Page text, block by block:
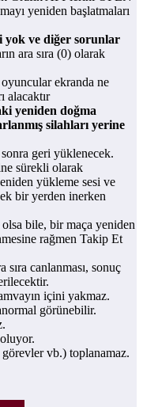
yeniden başlatmaları
yok ve diğer sorunlar
ara sıra (0) olarak
ekranda ne
alacaktır
yeniden doğma
silahları yerine
geri yüklenecek.
sürekli olarak
yükleme sesi ve
bir yerden inerken
olsa bile, bir maça yeniden
rağmen Takip Et
canlanması, sonuç
içini yakmaz.
görünebilir.
vb.) toplanamaz.